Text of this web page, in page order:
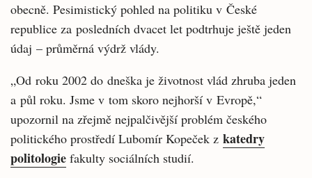
obecně. Pesimistický pohled na politiku v České
republice za posledních dvacet let podtrhuje ještě jeden
údaj – průměrná výdrž vlády.
„Od roku 2002 do dneška je životnost vlád zhruba jeden
a půl roku. Jsme v tom skoro nejhorší v Evropě,“
upozornil na zřejmě nejpalčivější problém českého
politického prostředí Lubomír Kopeček z katedry
politologie fakulty sociálních studií.